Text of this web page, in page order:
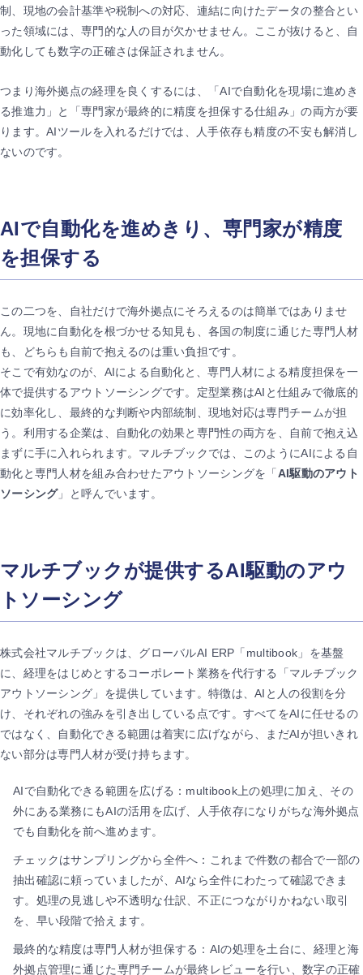
制、現地の会計基準や税制への対応、連結に向けたデータの整合とい
った領域には、専門的な人の目が欠かせません。ここが抜けると、自
動化しても数字の正確さは保証されません。
つまり海外拠点の経理を良くするには、「AIで自動化を現場に進めき
る推進力」と「専門家が最終的に精度を担保する仕組み」の両方が要
ります。AIツールを入れるだけでは、人手依存も精度の不安も解消し
ないのです。
AIで自動化を進めきり、専門家が精度
を担保する
この二つを、自社だけで海外拠点にそろえるのは簡単ではありませ
ん。現地に自動化を根づかせる知見も、各国の制度に通じた専門人材
も、どちらも自前で抱えるのは重い負担です。
そこで有効なのが、AIによる自動化と、専門人材による精度担保を一
体で提供するアウトソーシングです。定型業務はAIと仕組みで徹底的
に効率化し、最終的な判断や内部統制、現地対応は専門チームが担
う。利用する企業は、自動化の効果と専門性の両方を、自前で抱え込
まずに手に入れられます。マルチブックでは、このようにAIによる自
動化と専門人材を組み合わせたアウトソーシングを「AI駆動のアウト
ソーシング」と呼んでいます。
マルチブックが提供するAI駆動のアウ
トソーシング
株式会社マルチブックは、グローバルAI ERP「multibook」を基盤
に、経理をはじめとするコーポレート業務を代行する「マルチブック
アウトソーシング」を提供しています。特徴は、AIと人の役割を分
け、それぞれの強みを引き出している点です。すべてをAIに任せるの
ではなく、自動化できる範囲は着実に広げながら、まだAIが担いきれ
ない部分は専門人材が受け持ちます。
AIで自動化できる範囲を広げる：multibook上の処理に加え、その
外にある業務にもAIの活用を広げ、人手依存になりがちな海外拠点
でも自動化を前へ進めます。
チェックはサンプリングから全件へ：これまで件数の都合で一部の
抽出確認に頼っていましたが、AIなら全件にわたって確認できま
す。処理の見逃しや不透明な仕訳、不正につながりかねない取引
を、早い段階で拾えます。
最終的な精度は専門人材が担保する：AIの処理を土台に、経理と海
外拠点管理に通じた専門チームが最終レビューを行い、数字の正確